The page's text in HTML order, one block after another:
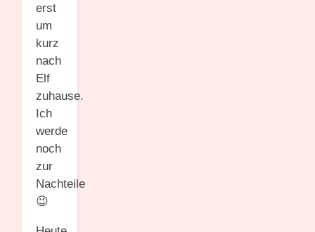
erst
um
kurz
nach
Elf
zuhause.
Ich
werde
noch
zur
Nachteile
😉